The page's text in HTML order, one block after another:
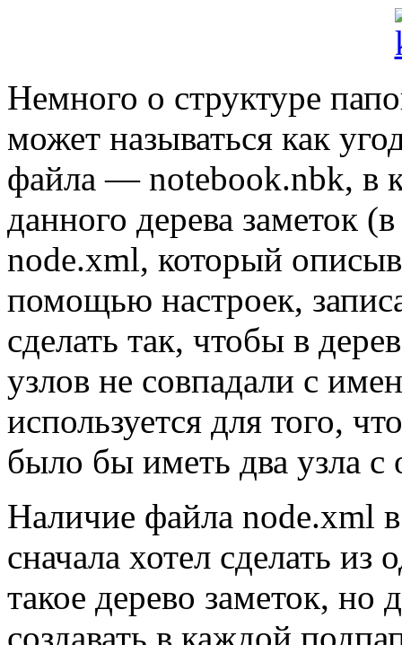
Немного о структуре
может называться как
файла — notebook.nbk, в
данного дерева заметок
node.xml, который
помощью настроек,
сделать так, чтобы в
узлов не совпадали с
используется для того,
было бы иметь два узла
Наличие файла node.xml в
сначала хотел сделать
такое дерево заметок,
создавать в каждой